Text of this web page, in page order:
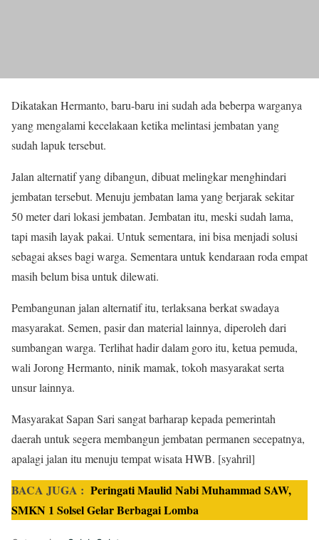
Dikatakan Hermanto, baru-baru ini sudah ada beberpa warganya
yang mengalami kecelakaan ketika melintasi jembatan yang
sudah lapuk tersebut.
Jalan alternatif yang dibangun, dibuat melingkar menghindari
jembatan tersebut. Menuju jembatan lama yang berjarak sekitar
50 meter dari lokasi jembatan. Jembatan itu, meski sudah lama,
tapi masih layak pakai. Untuk sementara, ini bisa menjadi solusi
sebagai akses bagi warga. Sementara untuk kendaraan roda empat
masih belum bisa untuk dilewati.
Pembangunan jalan alternatif itu, terlaksana berkat swadaya
masyarakat. Semen, pasir dan material lainnya, diperoleh dari
sumbangan warga. Terlihat hadir dalam goro itu, ketua pemuda,
wali Jorong Hermanto, ninik mamak, tokoh masyarakat serta
unsur lainnya.
Masyarakat Sapan Sari sangat barharap kepada pemerintah
daerah untuk segera membangun jembatan permanen secepatnya,
apalagi jalan itu menuju tempat wisata HWB. [syahril]
BACA JUGA : Peringati Maulid Nabi Muhammad SAW,
SMKN 1 Solsel Gelar Berbagai Lomba